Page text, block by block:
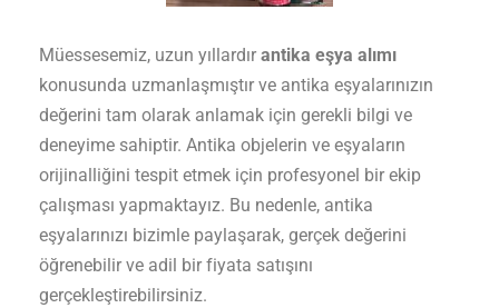
Müessesemiz, uzun yıllardır antika eşya alımı
konusunda uzmanlaşmıştır ve antika eşyalarınızın
değerini tam olarak anlamak için gerekli bilgi ve
deneyime sahiptir. Antika objelerin ve eşyaların
orijinalliğini tespit etmek için profesyonel bir ekip
çalışması yapmaktayız. Bu nedenle, antika
eşyalarınızı bizimle paylaşarak, gerçek değerini
öğrenebilir ve adil bir fiyata satışını
gerçekleştirebilirsiniz.